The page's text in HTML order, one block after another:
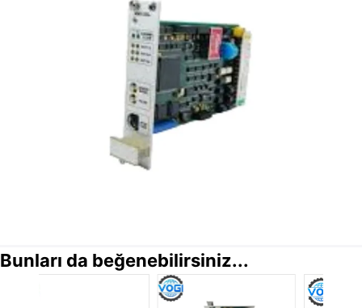
Bunları da beğenebilirsiniz...